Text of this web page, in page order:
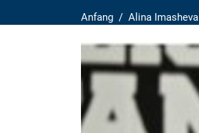
Anfang Alina Imasheva